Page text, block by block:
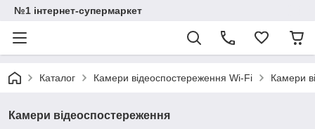
№1 інтернет-супермаркет
Каталог Камери відеоспостереження Wi-Fi Камери
Камери відеоспостереження